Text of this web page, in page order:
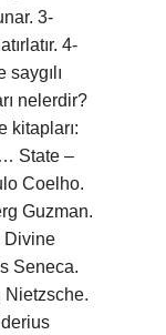
3-
4-
saygılı
nelerdir?
kitapları:
State –
Coelho.
Guzman.
Divine
Seneca.